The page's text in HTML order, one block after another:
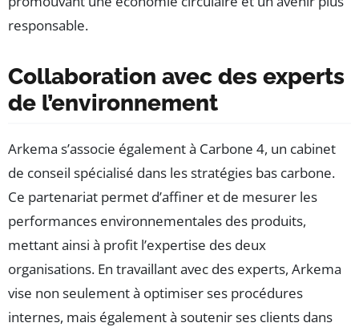
responsable.
Collaboration avec des experts
de l’environnement
Arkema s’associe également à Carbone 4, un cabinet
de conseil spécialisé dans les stratégies bas carbone.
Ce partenariat permet d’affiner et de mesurer les
performances environnementales des produits,
mettant ainsi à profit l’expertise des deux
organisations. En travaillant avec des experts, Arkema
vise non seulement à optimiser ses procédures
internes, mais également à soutenir ses clients dans